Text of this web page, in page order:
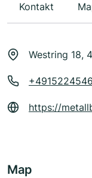
Kontakt
Westring 18,
https://
Map